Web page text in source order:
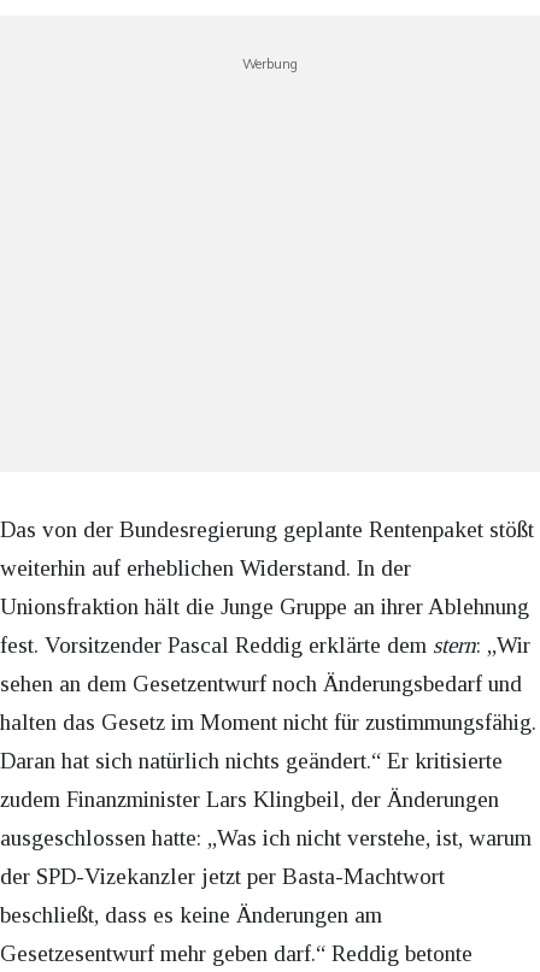
Werbung
Das von der Bundesregierung geplante Rentenpaket stößt
weiterhin auf erheblichen Widerstand. In der
Unionsfraktion hält die Junge Gruppe an ihrer Ablehnung
fest. Vorsitzender Pascal Reddig erklärte dem stern: „Wir
sehen an dem Gesetzentwurf noch Änderungsbedarf und
halten das Gesetz im Moment nicht für zustimmungsfähig.
Daran hat sich natürlich nichts geändert.“ Er kritisierte
zudem Finanzminister Lars Klingbeil, der Änderungen
ausgeschlossen hatte: „Was ich nicht verstehe, ist, warum
der SPD-Vizekanzler jetzt per Basta-Machtwort
beschließt, dass es keine Änderungen am
Gesetzesentwurf mehr geben darf.“ Reddig betonte